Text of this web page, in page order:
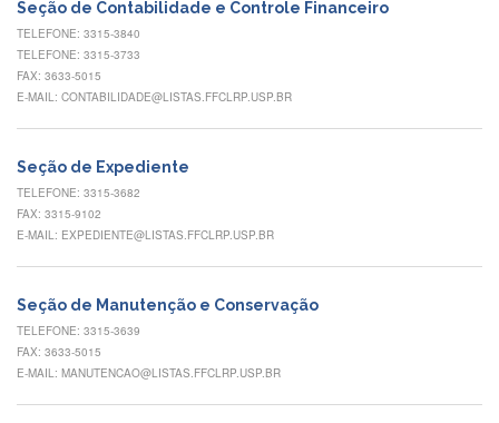
CULTURA
E
EXTENSÃO
e
Projetos
Ciências
Empresas
Seção de Contabilidade e Controle Financeiro
TELEFONE: 3315-3840
TELEFONE: 3315-3733
FAX: 3633-5015
E-MAIL: CONTABILIDADE@LISTAS.FFCLRP.USP.BR
Seção de Expediente
TELEFONE: 3315-3682
FAX: 3315-9102
E-MAIL: EXPEDIENTE@LISTAS.FFCLRP.USP.BR
Seção de Manutenção e Conservação
TELEFONE: 3315-3639
FAX: 3633-5015
E-MAIL: MANUTENCAO@LISTAS.FFCLRP.USP.BR